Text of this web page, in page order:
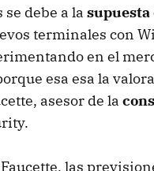
debe a la supuesta
terminales con
en el
esa esa la
asesor de la
las